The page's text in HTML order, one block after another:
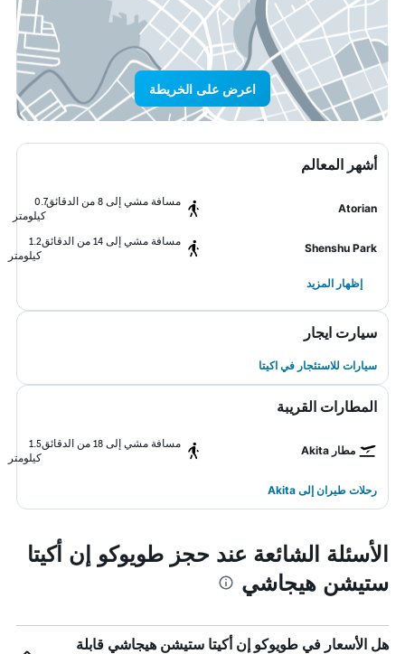
اعرض على الخريطة
أشهر المعالم
Atorian
مسافة مشي إلى 8 من الدقائق
0.7
كيلومتر
Shenshu Park
مسافة مشي إلى 14 من الدقائق
1.2
كيلومتر
إظهار المزيد
سيارت ايجار
سيارات للاستئجار في اكيتا
المطارات القريبة
مطار Akita
مسافة مشي إلى 18 من الدقائق
1.5
كيلومتر
رحلات طيران إلى Akita
الأسئلة الشائعة عند حجز طويوكو إن أكيتا
ستيشن هيجاشي
هل الأسعار في طويوكو إن أكيتا ستيشن هيجاشي قابلة